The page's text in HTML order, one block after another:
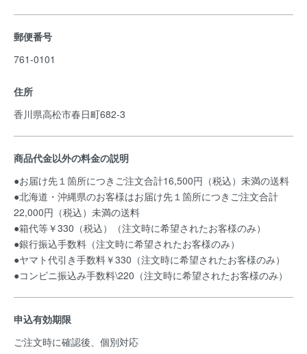
郵便番号
761-0101
住所
香川県高松市春日町682-3
商品代金以外の料金の説明
●お届け先１箇所につきご注文合計16,500円（税込）未満の送料
●北海道・沖縄県のお客様はお届け先１箇所につきご注文合計
22,000円（税込）未満の送料
●箱代等￥330（税込）（注文時に希望されたお客様のみ）
●銀行振込手数料（注文時に希望されたお客様のみ）
●ヤマト代引き手数料￥330（注文時に希望されたお客様のみ）
●コンビニ振込み手数料\220（注文時に希望されたお客様のみ）
申込有効期限
ご注文時に確認後、個別対応